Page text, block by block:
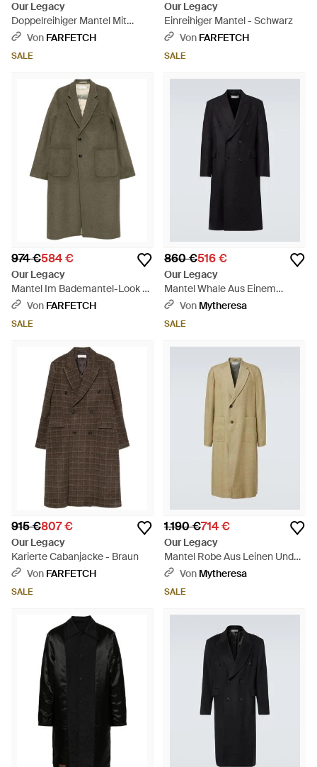
Our Legacy
Doppelreihiger Mantel Mit
Gürtel - Natur
Von FARFETCH
SALE
Our Legacy
Einreihiger Mantel - Schwarz
Von FARFETCH
SALE
974 €584 €
Our Legacy
Mantel Im Bademantel-Look -
GrünVon FARFETCH
SALE
860 €516 €
Our Legacy
Mantel Whale Aus Einem
Wollgemisch - Schwarz
Von Mytheresa
SALE
915 €807 €
Our Legacy
Karierte Cabanjacke - Braun
Von FARFETCH
SALE
1.190 €714 €
Our Legacy
Mantel Robe Aus Leinen Und
Seide - Natur
Von Mytheresa
SALE